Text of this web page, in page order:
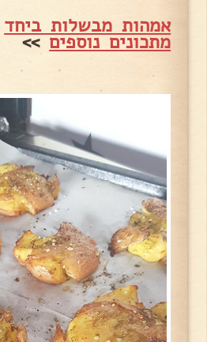
אמהות מבשלות ביחד
מתכונים נוספים>>